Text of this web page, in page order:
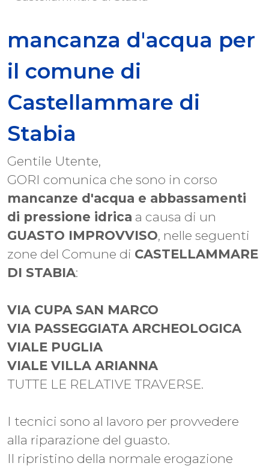
mancanza d'acqua per
il comune di
Castellammare di
Stabia
Gentile Utente,
GORI comunica che sono in corso
mancanze d'acqua e abbassamenti
di pressione idrica a causa di un
GUASTO IMPROVVISO, nelle seguenti
zone del Comune di CASTELLAMMARE
DI STABIA:
VIA CUPA SAN MARCO
VIA PASSEGGIATA ARCHEOLOGICA
VIALE PUGLIA
VIALE VILLA ARIANNA
TUTTE LE RELATIVE TRAVERSE.
I tecnici sono al lavoro per provvedere
alla riparazione del guasto.
Il ripristino della normale erogazione